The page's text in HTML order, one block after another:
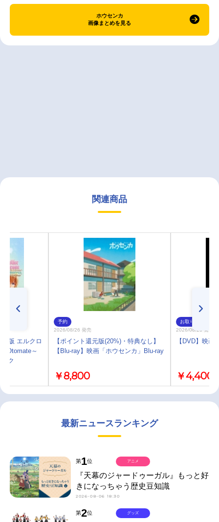
ホウセンカ
画像まとめを見る
関連商品
版 エルクロ
Otomate～
ク
予約
2026/08/26 発売
【ポイント還元版(20%)・特典なし】
【Blu-ray】映画「ホウセンカ」Blu-ray
￥8,800
お取り寄せ
2026/08/26 発売
【DVD】映画
￥4,400
最新ニュースランキング
第1位
『天幕のジャードゥーガル』もっと好
きになっちゃう歴史豆知識
2026-08-06 18:30
アニメ
第2位 グッズ